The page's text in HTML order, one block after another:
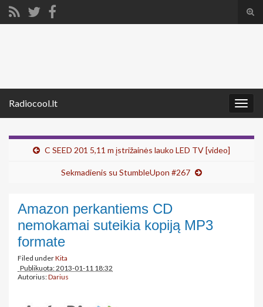
Radiocool.lt
C SEED 201 5,11 m įstrižainės lauko LED TV [video]
Sekmadienis su StumbleUpon #267
Amazon perkantiems CD
nemokamai suteikia kopiją MP3
formate
Filed underKita
Publikuota: 2013-01-11 18:32
Autorius:Darius